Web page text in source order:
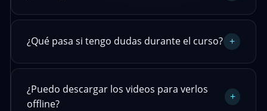
¿Qué pasa si tengo dudas durante el curso? +
¿Puedo descargar los videos para verlos
offline?
+